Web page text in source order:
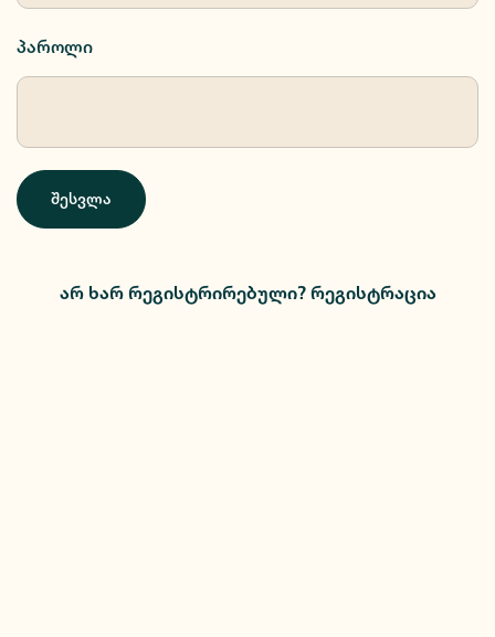
პაროლი
შესვლა
არ ხარ რეგისტრირებული? რეგისტრაცია